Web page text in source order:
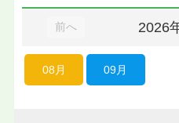
前へ 2026
08月 09月